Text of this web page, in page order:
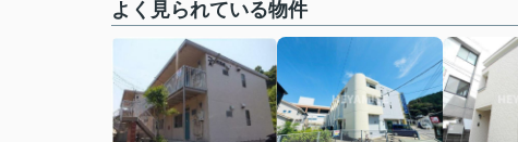
よく見られている物件